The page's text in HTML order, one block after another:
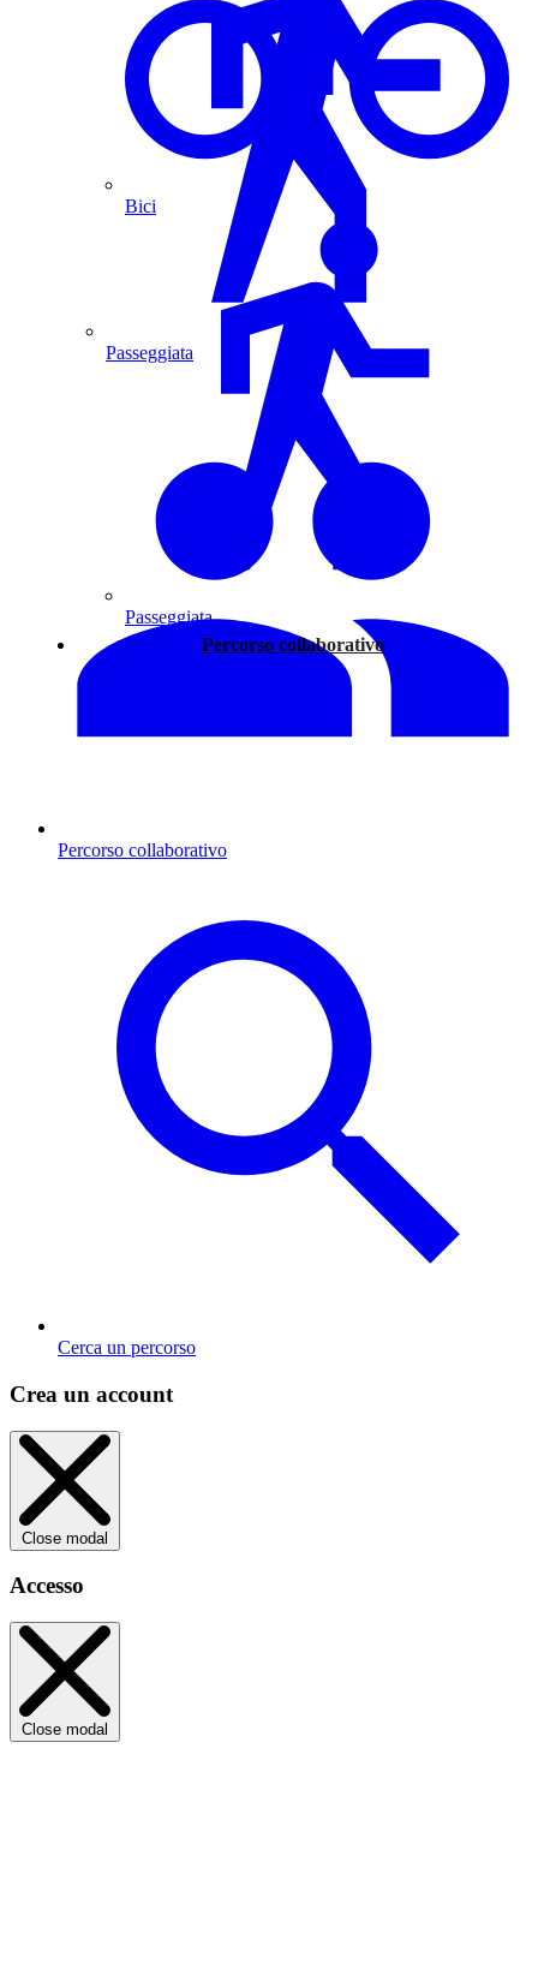
Bici
Passeggiata
Percorso collaborativo
Passeggiata
Percorso collaborativo
Cerca un percorso
Crea un account
Close modal
Accesso
Close modal